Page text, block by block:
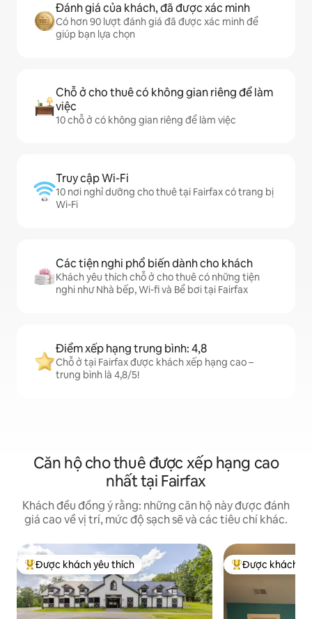
Đánh giá của khách, đã được xác minh
Có hơn 90 lượt đánh giá đã được xác minh để
giúp bạn lựa chọn
Chỗ ở cho thuê có không gian riêng để làm
việc
10 chỗ ở có không gian riêng để làm việc
Truy cập Wi-Fi
10 nơi nghỉ dưỡng cho thuê tại Fairfax có trang bị
Wi-Fi
Các tiện nghi phổ biến dành cho khách
Khách yêu thích chỗ ở cho thuê có những tiện
nghi như Nhà bếp, Wi-fi và Bể bơi tại Fairfax
Điểm xếp hạng trung bình: 4,8
Chỗ ở tại Fairfax được khách xếp hạng cao –
trung bình là 4,8/5!
Căn hộ cho thuê được xếp hạng cao
nhất tại Fairfax
Khách đều đồng ý rằng: những căn hộ này được đánh
giá cao về vị trí, mức độ sạch sẽ và các tiêu chí khác.
Được khách yêu thích nhất
Được khách yêu thích Được khách yêu
Được khách